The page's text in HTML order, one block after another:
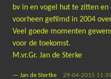
bv in en vogel hut te zitten
voorheen gefilmd in 2004
Veel goede momenten
voor de toekomst.
M.vr.Gr. Jan de Sterke
—Jan de Stertke 29-04-2015 11:39